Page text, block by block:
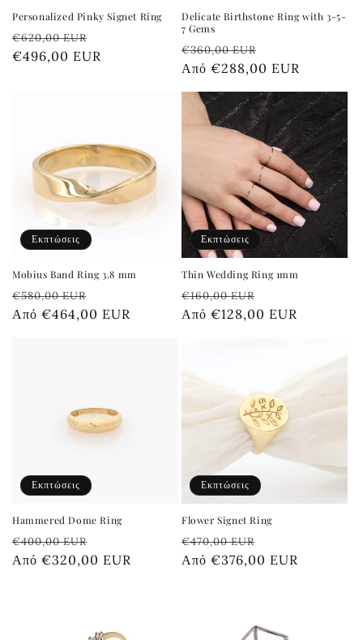
Personalized Pinky Signet Ring
Κανονική
τιμή
€620,00 EUR
έκπτωσης
€496,00 EUR
Delicate Birthstone Ring with 3-5-
7 Gems
Κανονική
τιμή
€360,00 EUR
έκπτωσης
Από €288,00 EUR
Εκπτώσεις
Mobius Band Ring 3.8 mm
Κανονική
τιμή
€580,00 EUR
έκπτωσης
Από €464,00 EUR
Εκπτώσεις
Thin Wedding Ring 1mm
Κανονική
τιμή
€160,00 EUR
έκπτωσης
Από €128,00 EUR
Εκπτώσεις
Hammered Dome Ring
Κανονική
τιμή
€400,00 EUR
έκπτωσης
Από €320,00 EUR
Εκπτώσεις
Flower Signet Ring
Κανονική
τιμή
€470,00 EUR
έκπτωσης
Από €376,00 EUR